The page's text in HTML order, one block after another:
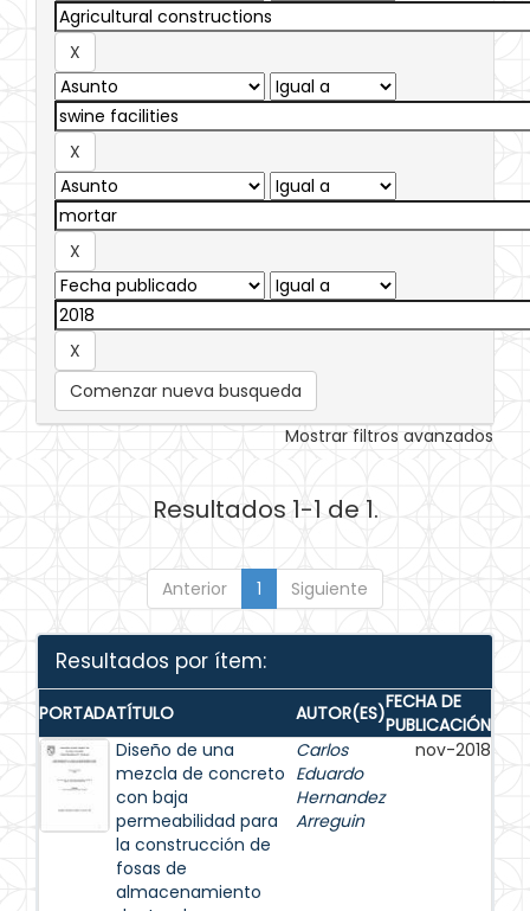
Comenzar nueva busqueda
Mostrar filtros avanzados
Resultados 1-1 de 1.
Anterior 1 Siguiente
Resultados por ítem:
PORTADATÍTULO AUTOR(ES)FECHA DE
PUBLICACIÓN
Diseño de una
mezcla de concreto
con baja
permeabilidad para
la construcción de
fosas de
almacenamiento
Carlos
Eduardo
Hernandez
Arreguin
nov-2018